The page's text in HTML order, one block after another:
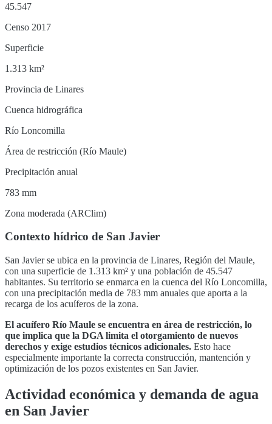
45.547
Censo 2017
Superficie
1.313 km²
Provincia de Linares
Cuenca hidrográfica
Río Loncomilla
Área de restricción (Río Maule)
Precipitación anual
783 mm
Zona moderada (ARClim)
Contexto hídrico de San Javier
San Javierse ubica en la provincia de Linares, Región del Maule,
con una superficie de 1.313 km² y una población de 45.547
habitantes. Su territorio se enmarca en la cuenca del Río Loncomilla,
con una precipitación media de 783 mm anuales que aporta a la
recarga de los acuíferos de la zona.
El acuífero Río Maule se encuentra en área de restricción, lo
que implica que la DGA limita el otorgamiento de nuevos
derechos y exige estudios técnicos adicionales. Esto hace
especialmente importante la correcta construcción, mantención y
optimización de los pozos existentes en San Javier.
Actividad económica y demanda de agua
en San Javier